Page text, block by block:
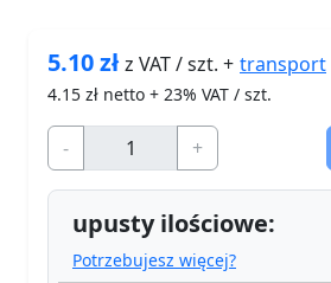
5.10złz VAT / szt. + transport
4.15 zł netto + 23% VAT / szt.
- +
upusty ilościowe:
Potrzebujesz więcej?